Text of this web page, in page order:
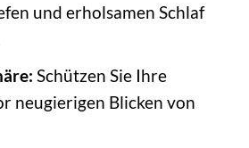
und erholsamen Schlaf
Schützen Sie Ihre
neugierigen Blicken von